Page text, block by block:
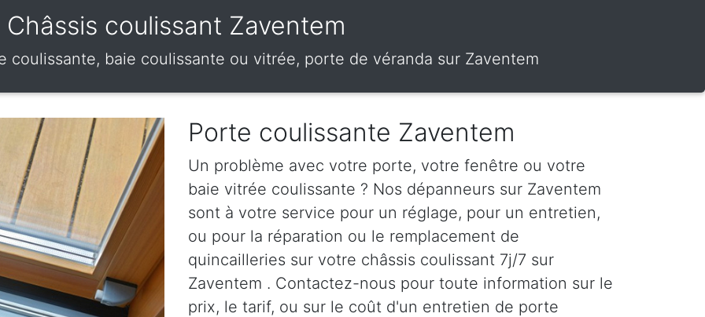
Châssis coulissant Zaventem
coulissante, baie coulissante ou vitrée, porte de véranda sur Zaventem
Porte coulissante Zaventem
Un problème avec votre porte, votre fenêtre ou votre
baie vitrée coulissante ? Nos dépanneurs sur Zaventem
sont à votre service pour un réglage, pour un entretien,
ou pour la réparation ou le remplacement de
quincailleries sur votre châssis coulissant 7j/7 sur
Zaventem . Contactez-nous pour toute information sur le
prix, le tarif, ou sur le coût d'un entretien de porte